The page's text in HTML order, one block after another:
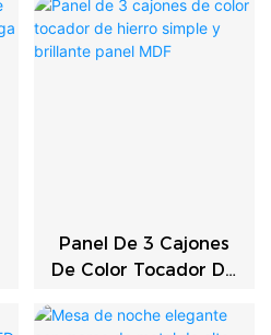
Panel De 3 Cajones
De Color Tocador De
Brillante Panel MDF